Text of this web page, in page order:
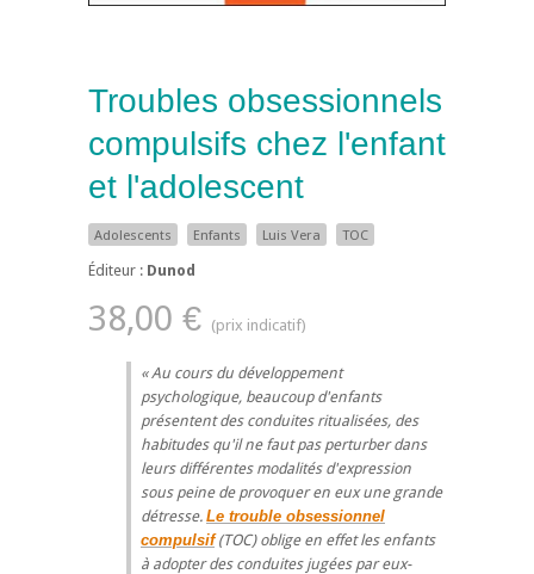
Troubles obsessionnels
compulsifs chez l'enfant
et l'adolescent
Adolescents Enfants Luis Vera TOC
Éditeur : Dunod
38,00 €
Au cours du développement
psychologique, beaucoup d'enfants
présentent des conduites ritualisées, des
habitudes qu'il ne faut pas perturber dans
leurs différentes modalités d'expression
sous peine de provoquer en eux une grande
détresse. Le trouble obsessionnel
compulsif(TOC) oblige en effet les enfants
à adopter des conduites jugées par eux-